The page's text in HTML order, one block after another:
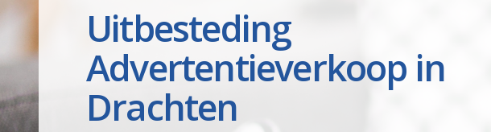
Uitbesteding
Advertentieverkoop in
Drachten